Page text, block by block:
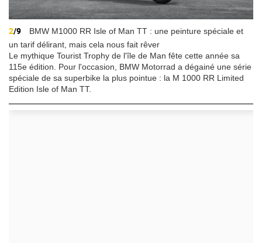
2/9
BMW M1000 RR Isle of Man TT : une peinture spéciale et
un tarif délirant, mais cela nous fait rêver
Le mythique Tourist Trophy de l'île de Man fête cette année sa
115e édition. Pour l'occasion, BMW Motorrad a dégainé une série
spéciale de sa superbike la plus pointue : la M 1000 RR Limited
Edition Isle of Man TT.